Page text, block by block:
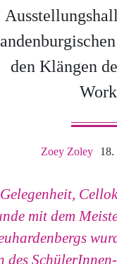
den Klängen
Zoey Zoley 18.
mit dem
des